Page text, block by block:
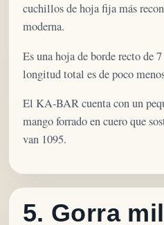
cuchillos de hoja fija más
moderna.
Es una hoja de borde recto de
longitud total es de poco
El KA-BAR cuenta con un
mango forrado en cuero que
van 1095.
5. Gorra